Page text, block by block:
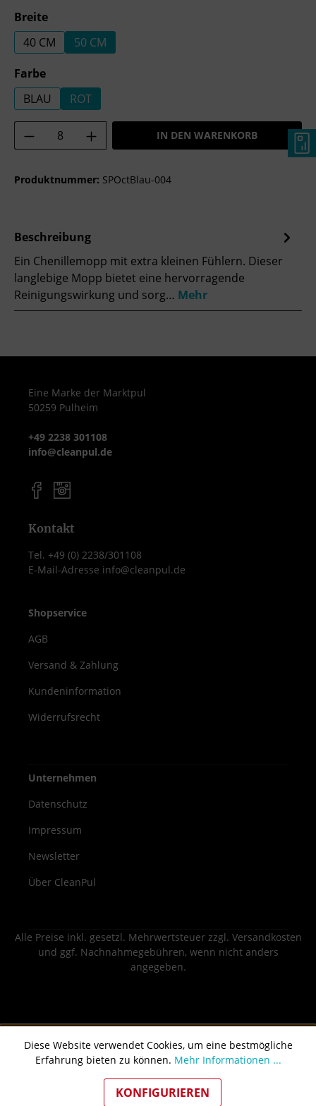
Breiteauswählen
40 CM
50 CM
Farbeauswählen
BLAU
ROT
Produkt Anzahl: Gib den gewünschten
IN DEN WARENKORB
Produktnummer: SPOctBlau-004
Beschreibung
Ein Chenillemopp mit extra kleinen Fühlern. Dieser
langlebige Mopp bietet eine hervorragende
Reinigungswirkung und sorg… Mehr
Eine Marke der Marktpul
50259 Pulheim
+49 2238 301108
info@cleanpul.de
Kontakt
Tel. +49 (0) 2238/301108
E-Mail-Adresse info@cleanpul.de
Shopservice
AGB
Versand & Zahlung
Kundeninformation
Widerrufsrecht
Unternehmen
Datenschutz
Impressum
Newsletter
Über CleanPul
Alle Preise inkl. gesetzl. Mehrwertsteuer zzgl. Versandkosten
und ggf. Nachnahmegebühren, wenn nicht anders
angegeben.
Diese Website verwendet Cookies, um eine bestmögliche
Erfahrung bieten zu können. Mehr Informationen ...
KONFIGURIEREN